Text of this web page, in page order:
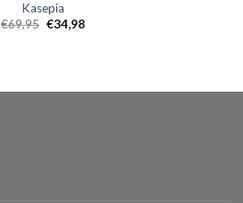
Kasepia
€69,95 €34,98